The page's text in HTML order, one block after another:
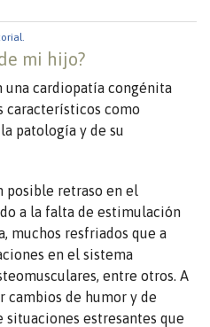
mi hijo?
una cardiopatía congénita
característicos como
patología y de su
posible retraso en el
a la falta de estimulación
muchos resfriados que a
en el sistema
entre otros. A
cambios de humor y de
situaciones estresantes que